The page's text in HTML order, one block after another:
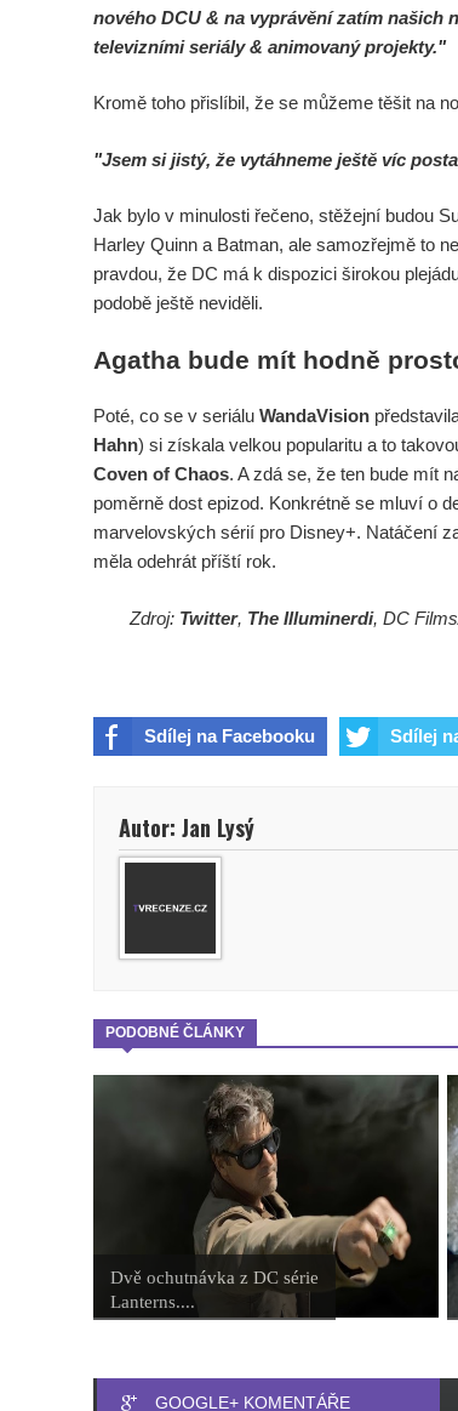
nového DCU & na vyprávění zatím našich
televizními seriály & animovaný projekty."
Kromě toho přislíbil, že se můžeme těšit na
"Jsem si jistý, že vytáhneme ještě víc
Jak bylo v minulosti řečeno, stěžejní budou
Harley Quinn a Batman, ale samozřejmě to
pravdou, že DC má k dispozici širokou
podobě ještě neviděli.
Agatha bude mít hodně
Poté, co se v seriálu WandaVision
Hahn) si získala velkou popularitu a to
Coven of Chaos. A zdá se, že ten bude mít
poměrně dost epizod. Konkrétně se mluví o
marvelovských sérií pro Disney+. Natáčení
měla odehrát příští rok.
Zdroj: Twitter, The Illuminerdi, DC
Sdílej na Facebooku Sdílej
Autor: Jan Lysý
PODOBNÉ ČLÁNKY
Dvě ochutnávka z DC série
Lanterns....
GOOGLE+ KOMENTÁŘE